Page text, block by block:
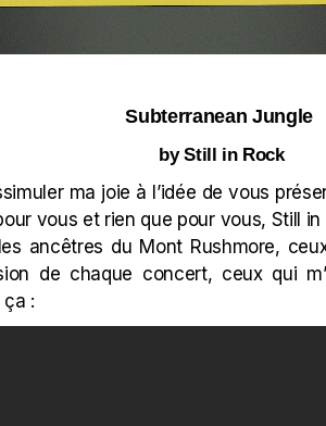
Subterranean Jungle
by Still in Rock
ma joie à l’idée de vous
vous et rien que pour vous, Still
ancêtres du Mont Rushmore,
de chaque concert, ceux qui
: